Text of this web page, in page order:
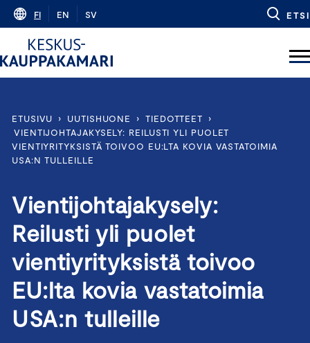
Skip
content
FI EN SV ETSI
ETUSIVU › UUTISHUONE › TIEDOTTEET
›
VIENTIJOHTAJAKYSELY: REILUSTI YLI PUOLET
VIENTIYRITYKSISTÄ TOIVOO EU:LTA KOVIA VASTATOIMIA
USA:N TULLEILLE
Vientijohtajakysely:
Reilusti yli puolet
vientiyrityksistä toivoo
EU:lta kovia vastatoimia
USA:n tulleille